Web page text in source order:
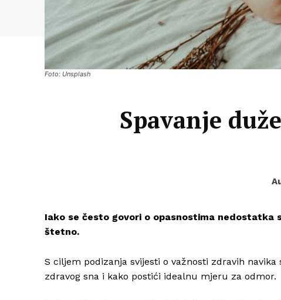
Foto: Unsplash
Spavanje
Iako se često govori o opasnostima nedostatka
štetno.
S ciljem podizanja svijesti o važnosti zdravih
zdravog sna i kako postići idealnu mjeru za odmor.